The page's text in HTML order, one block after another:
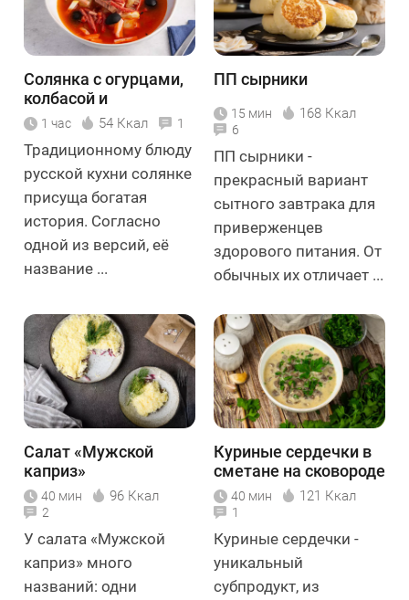
Солянка с огурцами,
колбасой и
картошкой
1 час 54 Ккал 1
Традиционному блюду
русской кухни солянке
присуща богатая
история. Согласно
одной из версий, её
название ...
ПП сырники
15 мин 168 Ккал
6
ПП сырники -
прекрасный вариант
сытного завтрака для
приверженцев
здорового питания. От
обычных их отличает ...
Салат «Мужской
каприз»
40 мин 96 Ккал
2
У салата «Мужской
каприз» много
названий: одни
Куриные сердечки в
сметане на сковороде
40 мин 121 Ккал
1
Куриные сердечки -
уникальный
субпродукт, из